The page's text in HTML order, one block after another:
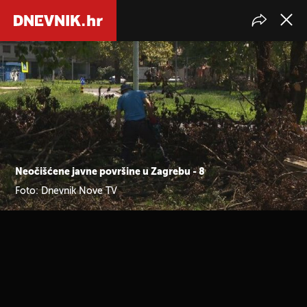
Neočišćene javne površine u Zagrebu - 8
Foto: Dnevnik Nove TV